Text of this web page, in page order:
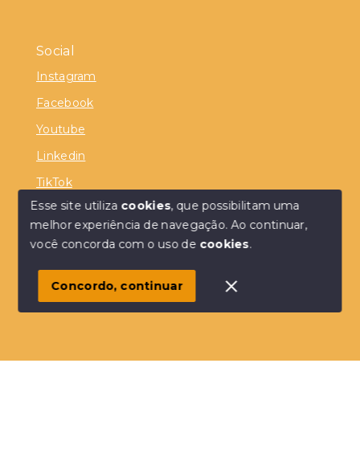
Social
Instagram
Facebook
Youtube
Linkedin
TikTok
© Copyright 2026 - FKP Corretor - SC - Todos os
SITE PARA IMOBILIARIA
Esse site utiliza cookies, que possibilitam uma
melhor experiência de navegação.Ao continuar,
você concorda com o uso de cookies.
Concordo, continuar